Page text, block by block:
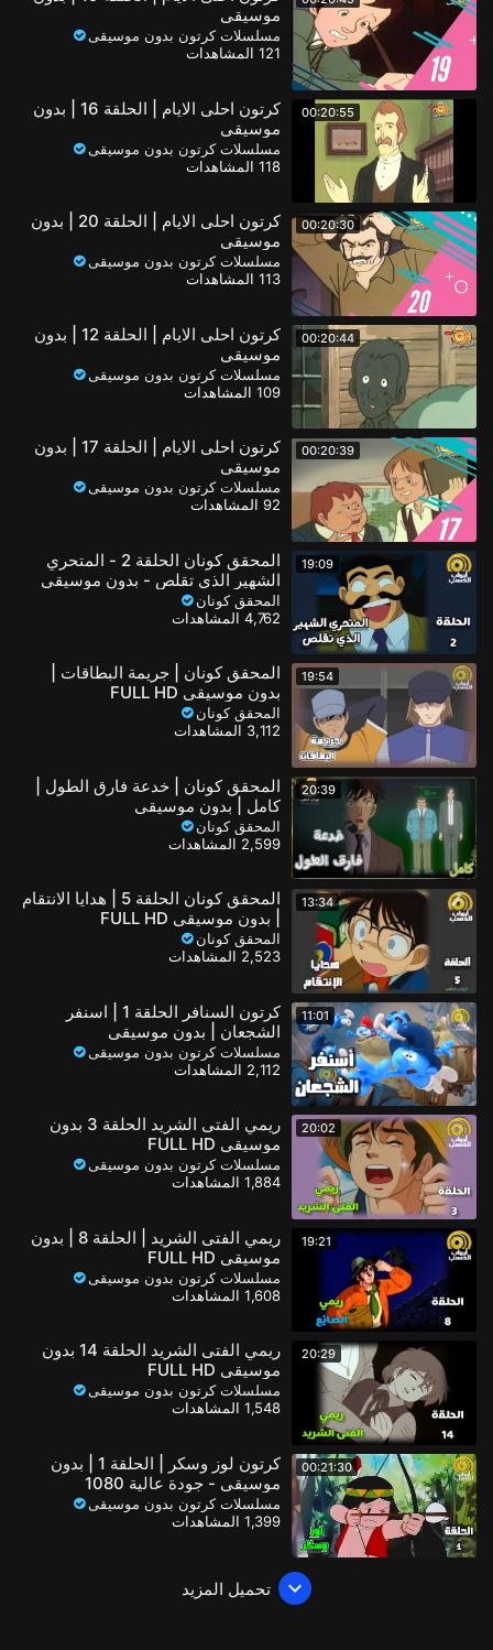
موسيقى
مسلسلات كرتون بدون موسيقى
121 المشاهدات
00:20:55
كرتون احلى الايام | الحلقة 16 | بدون
موسيقى
مسلسلات كرتون بدون موسيقى
118 المشاهدات
00:20:30
كرتون احلى الايام | الحلقة 20 | بدون
موسيقى
مسلسلات كرتون بدون موسيقى
113 المشاهدات
00:20:44
كرتون احلى الايام | الحلقة 12 | بدون
موسيقى
مسلسلات كرتون بدون موسيقى
109 المشاهدات
00:20:39
كرتون احلى الايام | الحلقة 17 | بدون
موسيقى
مسلسلات كرتون بدون موسيقى
92 المشاهدات
19:09
المحقق كونان الحلقة 2 - المتحري
الشهير الذي تقلص - بدون موسيقى
المحقق كونان
4,762 المشاهدات
19:54
المحقق كونان | جريمة البطاقات |
بدون موسيقى FULL HD
المحقق كونان
3,112 المشاهدات
20:39
المحقق كونان | خدعة فارق الطول |
كامل | بدون موسيقى
المحقق كونان
2,599 المشاهدات
13:34
المحقق كونان الحلقة 5 | هدايا الانتقام
| بدون موسيقى FULL HD
المحقق كونان
2,523 المشاهدات
11:01
كرتون السنافر الحلقة 1 | اسنفر
الشجعان | بدون موسيقى
مسلسلات كرتون بدون موسيقى
2,112 المشاهدات
20:02
ريمي الفتى الشريد الحلقة 3 بدون
موسيقى FULL HD
مسلسلات كرتون بدون موسيقى
1,884 المشاهدات
19:21
ريمي الفتى الشريد | الحلقة 8 | بدون
موسيقى FULL HD
مسلسلات كرتون بدون موسيقى
1,608 المشاهدات
20:29
ريمي الفتى الشريد الحلقة 14 بدون
موسيقى FULL HD
مسلسلات كرتون بدون موسيقى
1,548 المشاهدات
00:21:30
كرتون لوز وسكر | الحلقة 1 | بدون
موسيقى - جودة عالية 1080
مسلسلات كرتون بدون موسيقى
1,399 المشاهدات
تحميل المزيد